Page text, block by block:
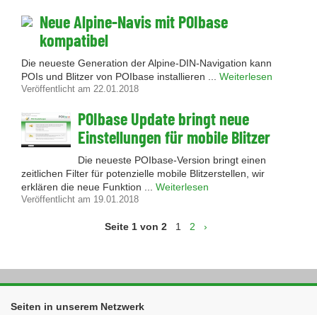
Neue Alpine-Navis mit POIbase
kompatibel
Die neueste Generation der Alpine-DIN-Navigation kann
POIs und Blitzer von POIbase installieren ... Weiterlesen
Veröffentlicht am 22.01.2018
POIbase Update bringt neue
Einstellungen für mobile Blitzer
Die neueste POIbase-Version bringt einen
zeitlichen Filter für potenzielle mobile Blitzerstellen, wir
erklären die neue Funktion ... Weiterlesen
Veröffentlicht am 19.01.2018
Seite 1 von 2 1 2 ›
Seiten in unserem Netzwerk